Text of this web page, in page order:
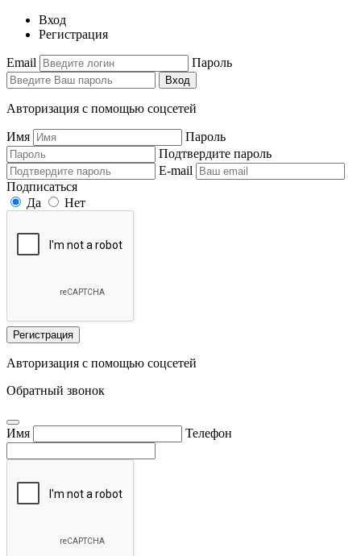
Вход
Регистрация
Email Пароль
Вход
Авторизация с помощью соцсетей
Имя
Пароль
Подтвердите пароль
E-mail
Подписаться
Да
Нет
Регистрация
Авторизация с помощью соцсетей
Обратный звонок
Имя Телефон